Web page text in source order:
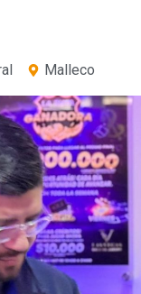
Malleco